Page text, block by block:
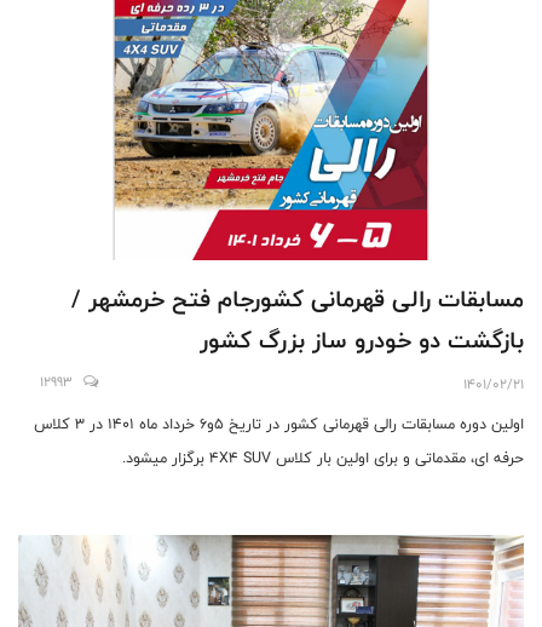
مسابقات رالی قهرمانی کشورجام فتح خرمشهر /
بازگشت دو خودرو ساز بزرگ کشور
1401/02/21
12993
اولین‌‌ دوره مسابقات رالی قهرمانی کشور در تاریخ ۵و۶ خرداد ماه ۱۴۰۱ در ۳ کلاس
حرفه ای، مقدماتی و برای اولین بار کلاس 4X4 SUV برگزار میشود.